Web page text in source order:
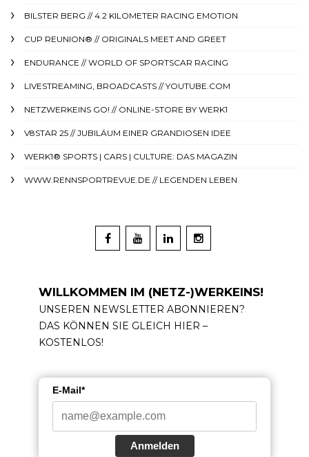
BILSTER BERG // 4.2 KILOMETER RACING EMOTION
CUP REUNION® // ORIGINALS MEET AND GREET
ENDURANCE // WORLD OF SPORTSCAR RACING
LIVESTREAMING, BROADCASTS // YOUTUBE.COM
NETZWERKEINS GO! // ONLINE-STORE BY WERK1
V8STAR 25 // JUBILÄUM EINER GRANDIOSEN IDEE
WERK1® SPORTS | CARS | CULTURE: DAS MAGAZIN
WWW.RENNSPORTREVUE.DE // LEGENDEN LEBEN
WILLKOMMEN IM (NETZ-)WERKEINS!
UNSEREN NEWSLETTER ABONNIEREN?
DAS KÖNNEN SIE GLEICH HIER –
KOSTENLOS!
E-Mail*
Anmelden